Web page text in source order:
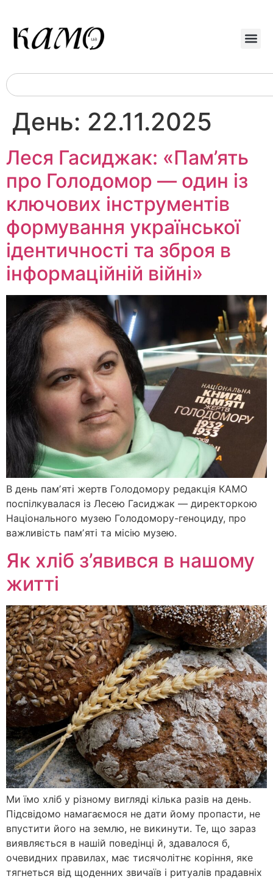
День: 22.11.2025
Леся Гасиджак: «Пам’ять
про Голодомор — один із
ключових інструментів
формування української
ідентичності та зброя в
інформаційній війні»
В день памʼяті жертв Голодомору редакція КАМО
поспілкувалася із Лесею Гасиджак — директоркою
Національного музею Голодомору-геноциду, про
важливість памʼяті та місію музею.
Як хліб з’явився в нашому
житті
Ми їмо хліб у різному вигляді кілька разів на день.
Підсвідомо намагаємося не дати йому пропасти, не
впустити його на землю, не викинути. Те, що зараз
виявляється в нашій поведінці й, здавалося б,
очевидних правилах, має тисячолітнє коріння, яке
тягнеться від щоденних звичаїв і ритуалів прадавніх